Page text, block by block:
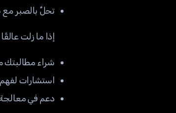
تحلَّ بالصبر مع
إذا ما زلت
شراء مطالبتك
استشارات
دعم في معالجة